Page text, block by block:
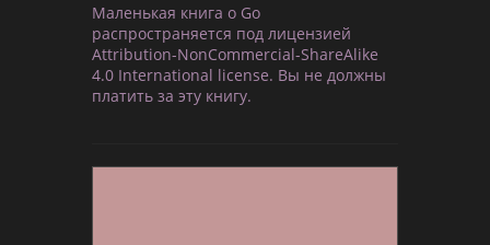
Маленькая книга о Go
распространяется под лицензией
Attribution-NonCommercial-ShareAlike
4.0 International license. Вы не должны
платить за эту книгу.